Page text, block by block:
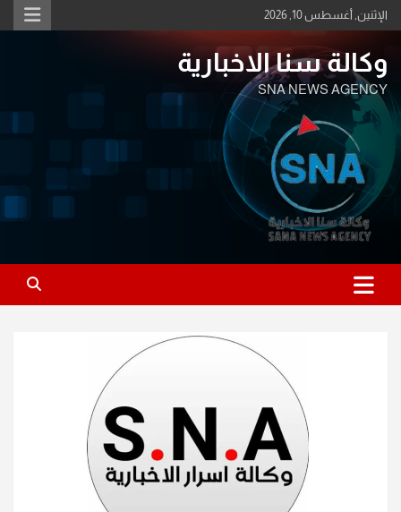
Skip
to
الإثنين, أغسطس 10, 2026
وكالة سنا الاخبارية
SNA NEWS AGENCY